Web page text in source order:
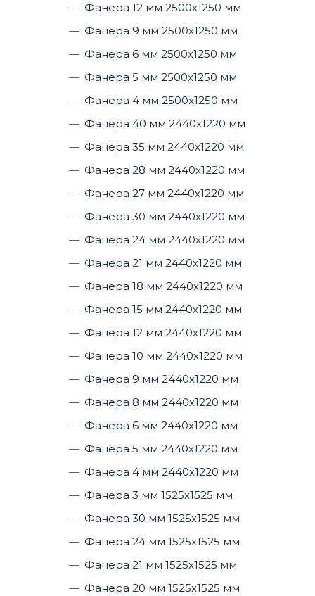
Фанера 12 мм 2500х1250 мм
Фанера 9 мм 2500х1250 мм
Фанера 6 мм 2500х1250 мм
Фанера 5 мм 2500х1250 мм
Фанера 4 мм 2500х1250 мм
Фанера 40 мм 2440х1220 мм
Фанера 35 мм 2440х1220 мм
Фанера 28 мм 2440х1220 мм
Фанера 27 мм 2440х1220 мм
Фанера 30 мм 2440х1220 мм
Фанера 24 мм 2440х1220 мм
Фанера 21 мм 2440х1220 мм
Фанера 18 мм 2440х1220 мм
Фанера 15 мм 2440х1220 мм
Фанера 12 мм 2440х1220 мм
Фанера 10 мм 2440х1220 мм
Фанера 9 мм 2440х1220 мм
Фанера 8 мм 2440х1220 мм
Фанера 6 мм 2440х1220 мм
Фанера 5 мм 2440х1220 мм
Фанера 4 мм 2440х1220 мм
Фанера 3 мм 1525х1525 мм
Фанера 30 мм 1525х1525 мм
Фанера 24 мм 1525х1525 мм
Фанера 21 мм 1525х1525 мм
Фанера 20 мм 1525х1525 мм